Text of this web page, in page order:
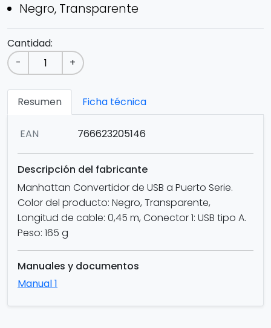
Negro, Transparente
Cantidad:
-
+
Resumen Ficha técnica
EAN 766623205146
Descripción del fabricante
Manhattan Convertidor de USB a Puerto Serie.
Color del producto: Negro, Transparente,
Longitud de cable: 0,45 m, Conector 1: USB tipo A.
Peso: 165 g
Manuales y documentos
Manual 1